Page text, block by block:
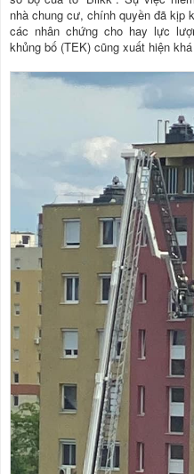
nhà chung cư, chính quyền đã kịp
các nhân chứng cho hay lực
khủng bố (TEK) cũng xuất hiện